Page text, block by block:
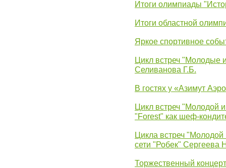
Итоги олимпиады
Итоги областной
Яркое спортивное
Цикл встреч "Молодые
Селиванова Г.Б.
В гостях у «Азимут
Цикл встреч "Молодой
"Forest" как шеф-
Цикла встреч
сети "Робек" Сергеева
Торжественный